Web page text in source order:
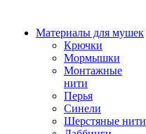
Материалы для мушек
Крючки
Мормышки
Монтажные
нити
Перья
Синели
Шерстяные нити